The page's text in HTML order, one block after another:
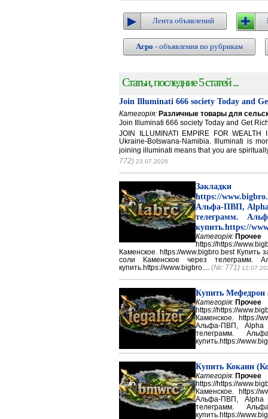
Лента объявлений
Агро - объявления по рубрикам
Статьи, последние 5 статей ...
Join Illuminati 666 society Today and
Категорія: Различные товары для
Join Illuminati 666 society Today and Get
JOIN ILLUMINATI EMPIRE FOR WEALTH
Ukraine-Botswana-Namibia. Illuminati is
joining illuminati means that you are
772) 23.07.2026
Закладки
https://
Альфа-ПВП, Alpha
телеграмм.
купить.https://
Категорія: Прочее
https://https://
Каменское. https://www.bigbro.best Купить
соли Каменское через телеграмм.
купить.https://www.bigbro.... (№: 771)
Купить
Категорія: Прочее
https://https://
Каменское. https://
Альфа-ПВП, Alpha
телеграмм.
купить.https://
Купить Кокаин
Категорія: Прочее
https://https://
Каменское. https://
Альфа-ПВП, Alpha
телеграмм.
купить.https://